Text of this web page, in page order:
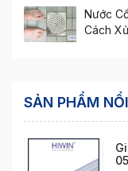
Nước
Cách
SẢN PHẨM